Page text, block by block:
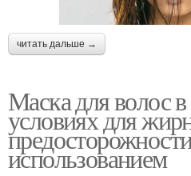
читать дальше →
Маска для волос
условиях для
использованием